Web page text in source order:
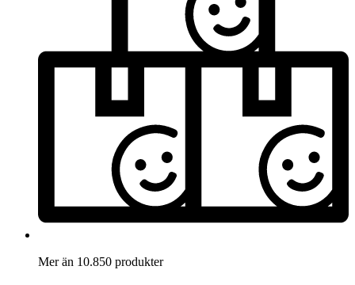
Mer än 10.850 produkter